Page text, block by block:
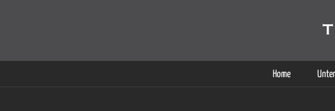
Home
Cookies helfen auf auf dieser Seite bei der Bereitstellung der Dienste.